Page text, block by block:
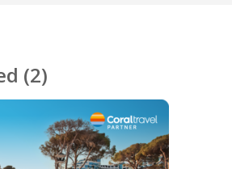
(2)